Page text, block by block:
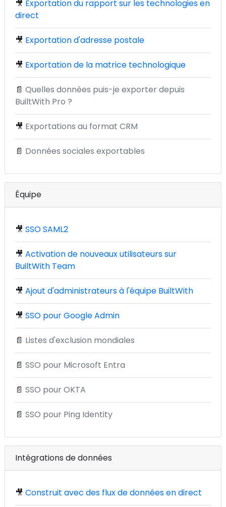
🎥 Exportation du rapport sur les technologies en
direct
🎥 Exportation d'adresse postale
🎥 Exportation de la matrice technologique
📄 Quelles données puis-je exporter depuis
BuiltWith Pro ?
🎥 Exportations au format CRM
📄 Données sociales exportables
Équipe
🎥 SSO SAML2
🎥 Activation de nouveaux utilisateurs sur
BuiltWith Team
🎥 Ajout d'administrateurs à l'équipe BuiltWith
🎥 SSO pour Google Admin
📄 Listes d'exclusion mondiales
📄 SSO pour Microsoft Entra
📄 SSO pour OKTA
📄 SSO pour Ping Identity
Intégrations de données
🎥 Construit avec des flux de données en direct